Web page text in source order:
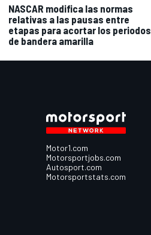
NASCAR modifica las normas
relativas a las pausas entre
etapas para acortar los periodos
de bandera amarilla
Motor1.com
Motorsportjobs.com
Autosport.com
Motorsportstats.com